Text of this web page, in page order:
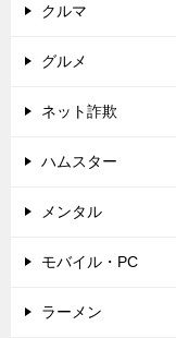
クルマ
グルメ
ネット詐欺
ハムスター
メンタル
モバイル・PC
ラーメン